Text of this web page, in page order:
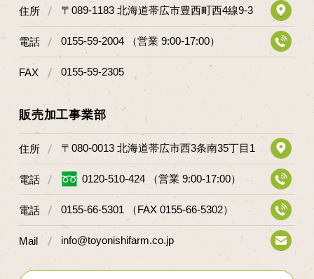
住所 〒089-1183 北海道帯広市豊西町西4線9-3
電話 0155-59-2004 （営業 9:00-17:00）
FAX 0155-59-2305
販売加工事業部
住所 〒080-0013 北海道帯広市西3条南35丁目1
電話 0120-510-424 （営業 9:00-17:00）
電話 0155-66-5301 （FAX 0155-66-5302）
Mail info@toyonishifarm.co.jp